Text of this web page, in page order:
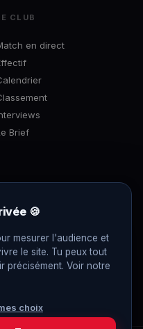
CLUB
en direct
Brief
🍪
mesurer l'audience et
le site. Tu peux tout
précisément. Voir notre
choix